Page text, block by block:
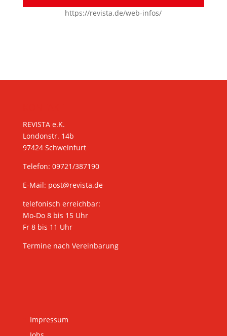
https://revista.de/web-infos/
REVISTA e.K.
Londonstr. 14b
97424 Schweinfurt
Telefon: 09721/387190
E-Mail: post@revista.de
telefonisch erreichbar:
Mo-Do 8 bis 15 Uhr
Fr 8 bis 11 Uhr
Termine nach Vereinbarung
Impressum